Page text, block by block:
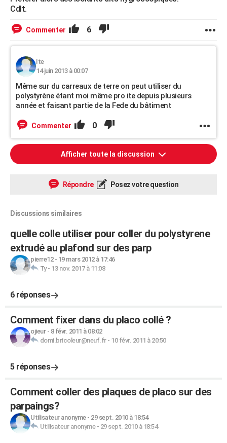
Cdlt.
Commenter 6
Ite
14 juin 2013 à 00:07
Même sur du carreaux de terre on peut utiliser du
polystyrène étant moi même pro ite depuis plusieurs
année et faisant partie de la Fede du bâtiment
Commenter 0
Afficher toute la discussion
Répondre Posez votre question
Discussions similaires
quelle colle utiliser pour coller du polystyrene
extrudé au plafond sur des parp
pierre12- 19 mars 2012 à 17:46
Ty- 13 nov. 2017 à 11:08
6 réponses
Comment fixer dans du placo collé ?
ojieur- 8 févr. 2011 à 08:02
domi.bricoleur@neuf.fr- 10 févr. 2011 à 20:50
5 réponses
Comment coller des plaques de placo sur des
parpaings?
Utilisateur anonyme- 29 sept. 2010 à 18:54
Utilisateur anonyme- 29 sept. 2010 à 18:54